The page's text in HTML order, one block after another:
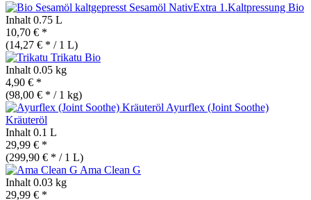
Sesamöl NativExtra 1.Kaltpressung Bio
Inhalt 0.75 L
10,70 € *
(14,27 € * / 1 L)
Trikatu Bio
Inhalt 0.05 kg
4,90 € *
(98,00 € * / 1 kg)
Ayurflex (Joint Soothe)
Kräuteröl
Inhalt 0.1 L
29,99 € *
(299,90 € * / 1 L)
Ama Clean G
Inhalt 0.03 kg
29,99 € *